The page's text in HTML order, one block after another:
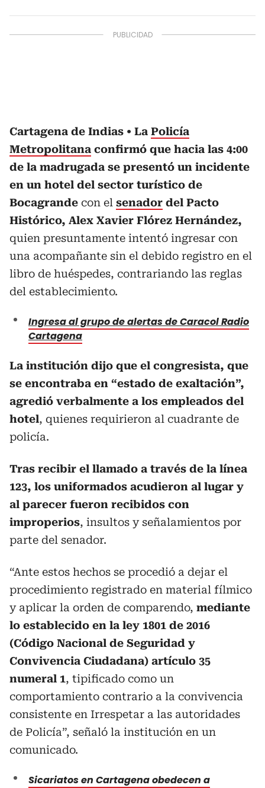
Cartagena de Indias La Policía
Metropolitana confirmó que hacia las 4:00
de la madrugada se presentó un incidente
en un hotel del sector turístico de
Bocagrande con el senador del Pacto
Histórico, Alex Xavier Flórez Hernández,
quien presuntamente intentó ingresar con
una acompañante sin el debido registro en el
libro de huéspedes, contrariando las reglas
del establecimiento.
Ingresa al grupo de alertas de Caracol Radio
Cartagena
La institución dijo que el congresista, que
se encontraba en “estado de exaltación”,
agredió verbalmente a los empleados del
hotel, quienes requirieron al cuadrante de
policía.
Tras recibir el llamado a través de la línea
123, los uniformados acudieron al lugar y
al parecer fueron recibidos con
improperios, insultos y señalamientos por
parte del senador.
“Ante estos hechos se procedió a dejar el
procedimiento registrado en material fílmico
y aplicar la orden de comparendo, mediante
lo establecido en la ley 1801 de 2016
(Código Nacional de Seguridad y
Convivencia Ciudadana) artículo 35
numeral 1, tipificado como un
comportamiento contrario a la convivencia
consistente en Irrespetar a las autoridades
de Policía”, señaló la institución en un
comunicado.
Sicariatos en Cartagena obedecen a